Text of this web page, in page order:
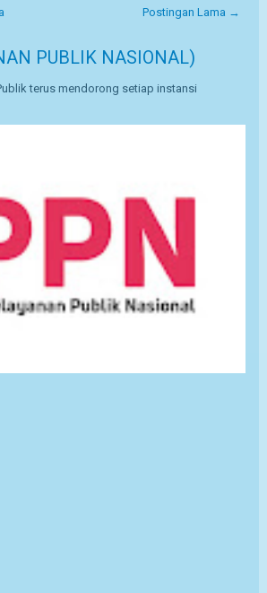
Postingan Lama →
PUBLIK NASIONAL)
terus mendorong setiap instansi